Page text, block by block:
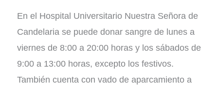
En el Hospital Universitario Nuestra Señora de
Candelaria se puede donar sangre de lunes a
viernes de 8:00 a 20:00 horas y los sábados de
9:00 a 13:00 horas, excepto los festivos.
También cuenta con vado de aparcamiento a